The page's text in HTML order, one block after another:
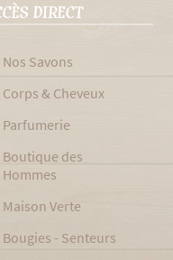
DIRECT
Nos Savons
Corps & Cheveux
Parfumerie
Boutique des
Hommes
Maison Verte
Bougies - Senteurs